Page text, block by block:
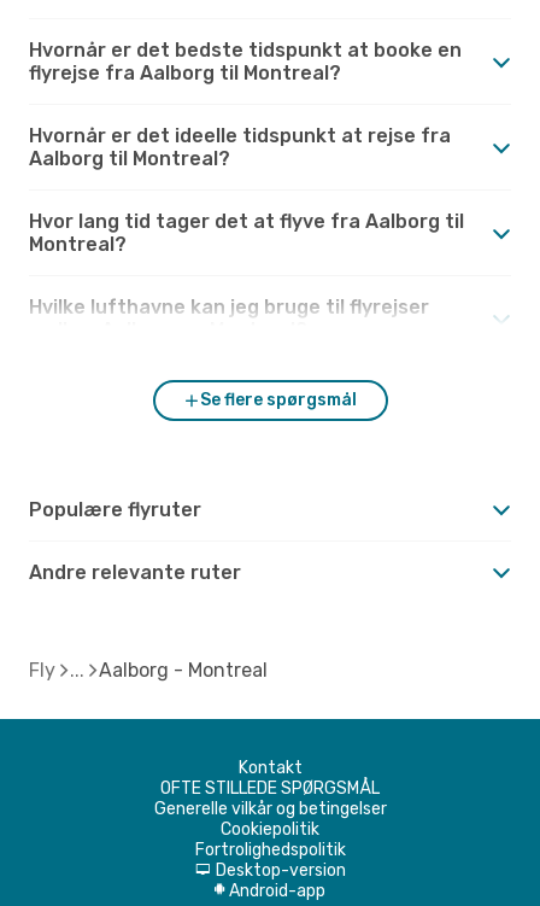
Hvornår er det bedste tidspunkt at booke en
flyrejse fra Aalborg til Montreal?
Hvornår er det ideelle tidspunkt at rejse fra
Aalborg til Montreal?
Hvor lang tid tager det at flyve fra Aalborg til
Montreal?
Hvilke lufthavne kan jeg bruge til flyrejser
Se flere spørgsmål
Populære flyruter
Andre relevante ruter
Fly Aalborg - Montreal
Kontakt
OFTE STILLEDE SPØRGSMÅL
Generelle vilkår og betingelser
Cookiepolitik
Fortrolighedspolitik
d Desktop-version
A Android-app